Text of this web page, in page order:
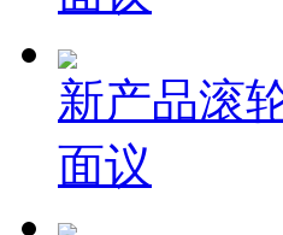
面议
新产品滚
面议